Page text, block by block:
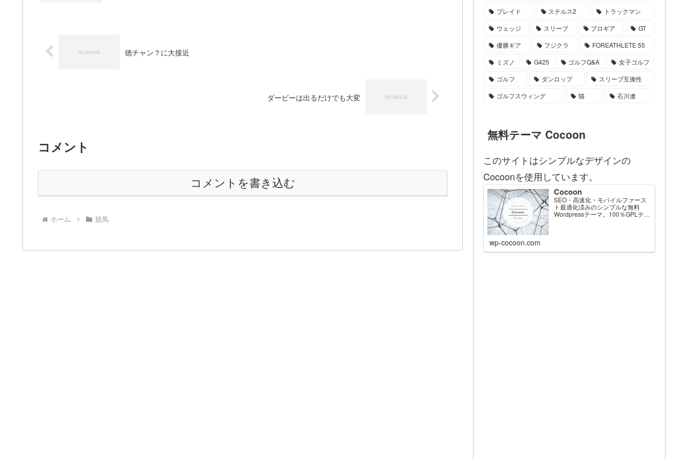
徳チャン？に大接近
ダービーは出るだけでも大変
コメント
コメントを書き込む
ホーム 競馬
プレイド
ステルス2
トラックマン
ウェッジ
スリーブ プロギア
GT
優勝ギア
フジクラ
FOREATHLETE 55
ミズノ
G425 ゴルフQ&A
女子ゴルフ
ゴルフ
ダンロップ
スリーブ互換性
ゴルフスウィング
猫 石川遼
無料テーマ Cocoon
このサイトはシンプルなデザインの
Cocoonを使用しています。
Cocoon
SEO・高速化・モバイルファース
ト最適化済みのシンプルな無料
Wordpressテーマ。100％GPLテー
wp-cocoon.com